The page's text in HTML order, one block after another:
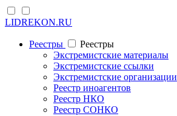
LIDREKON.RU
Реестры
Реестры
Экстремистские материалы
Экстремистские ссылки
Экстремистские организации
Реестр иноагентов
Реестр НКО
Реестр СОНКО